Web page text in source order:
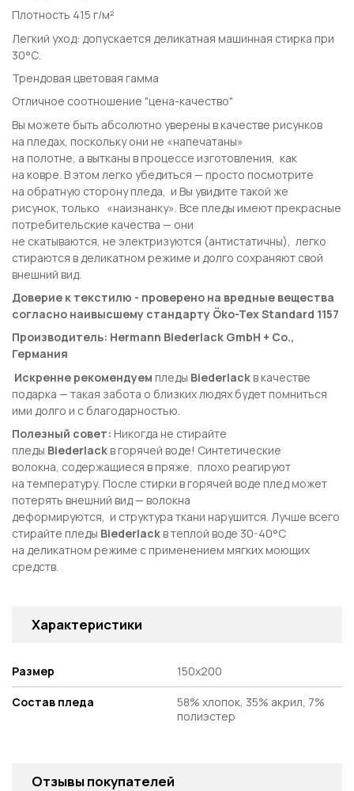
Плотность 415 г/м²
Легкий уход: допускается деликатная машинная стирка при
30°С.
Трендовая цветовая гамма
Отличное соотношение "цена-качество"
Вы можете быть абсолютно уверены в качестве рисунков
на пледах, поскольку они не «напечатаны»
на полотне, а вытканы в процессе изготовления, как
на ковре. В этом легко убедиться — просто посмотрите
на обратную сторону пледа, и Вы увидите такой же
рисунок, только «наизнанку». Все пледы имеют прекрасные
потребительские качества — они
не скатываются, не электризуются (антистатичны), легко
стираются в деликатном режиме и долго сохраняют свой
внешний вид.
Доверие к текстилю - проверено на вредные вещества
согласно наивысшему стандарту Öko-Tex Standard 1157
Производитель: Hermann Biederlack GmbH + Co.,
Германия
Искренне рекомендуем пледы Biederlack в качестве
подарка — такая забота о близких людях будет помниться
ими долго и с благодарностью.
Полезный совет: Никогда не стирайте
пледы Biederlack в горячей воде! Синтетические
волокна, содержащиеся в пряже, плохо реагируют
на температуру. После стирки в горячей воде плед может
потерять внешний вид — волокна
деформируются, и структура ткани нарушится. Лучше всего
стирайте пледы Biederlack в теплой воде 30-40°С
на деликатном режиме с применением мягких моющих
средств.
Характеристики
Размер 150х200
Состав пледа
58% хлопок, 35% акрил, 7%
полиэстер
Отзывы покупателей